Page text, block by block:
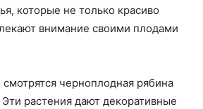
которые не только красиво
внимание своими плодами
черноплодная рябина
растения дают декоративные